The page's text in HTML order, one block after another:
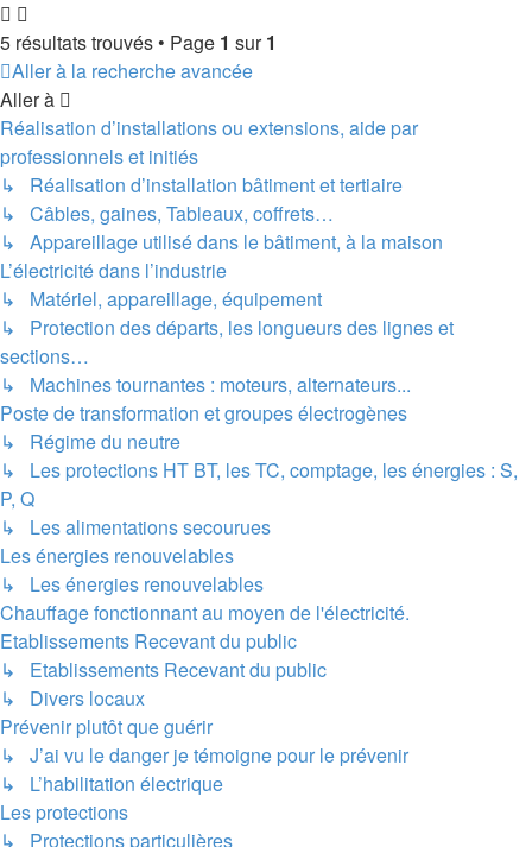
5 résultats trouvés • Page 1 sur1
Aller à la recherche avancée
Aller à
Réalisation d’installations ou extensions, aide par
professionnels et initiés
↳ Réalisation d’installation bâtiment et tertiaire
↳ Câbles, gaines, Tableaux, coffrets…
↳ Appareillage utilisé dans le bâtiment, à la maison
L’électricité dans l’industrie
↳ Matériel, appareillage, équipement
↳ Protection des départs, les longueurs des lignes et
sections…
↳ Machines tournantes : moteurs, alternateurs...
Poste de transformation et groupes électrogènes
↳ Régime du neutre
↳ Les protections HT BT, les TC, comptage, les énergies : S,
P, Q
↳ Les alimentations secourues
Les énergies renouvelables
↳ Les énergies renouvelables
Chauffage fonctionnant au moyen de l'électricité.
Etablissements Recevant du public
↳ Etablissements Recevant du public
↳ Divers locaux
Prévenir plutôt que guérir
↳ J’ai vu le danger je témoigne pour le prévenir
↳ L’habilitation électrique
Les protections
↳ Protections particulières